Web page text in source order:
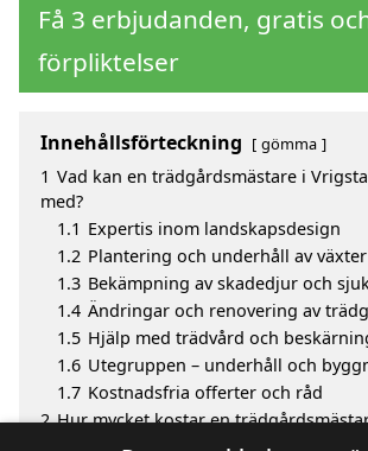
Få 3 erbjudanden, gratis
förpliktelser
Innehållsförteckning gömma
1 Vad kan en trädgårdsmästare i
med?
1.1 Expertis inom landskapsdesign
1.2 Plantering och underhåll av växter
1.3 Bekämpning av skadedjur och
1.4 Ändringar och renovering av
1.5 Hjälp med trädvård och
1.6 Utegruppen – underhåll och
1.7 Kostnadsfria offerter och råd
2 Hur mycket kostar en